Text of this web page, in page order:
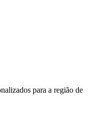
para a região de